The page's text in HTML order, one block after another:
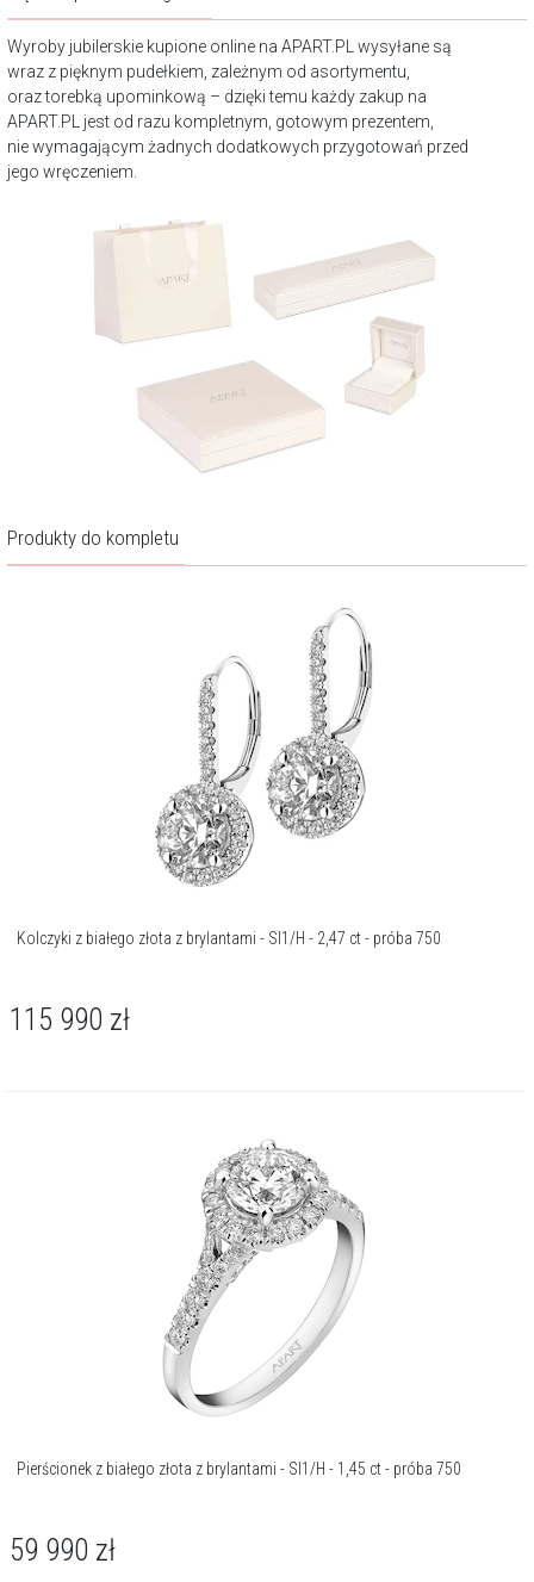
Wyroby jubilerskie kupione online na APART.PL wysyłane są
wraz z pięknym pudełkiem, zależnym od asortymentu,
oraz torebką upominkową – dzięki temu każdy zakup na
APART.PL jest od razu kompletnym, gotowym prezentem,
nie wymagającym żadnych dodatkowych przygotowań przed
jego wręczeniem.
Produkty do kompletu
Kolczyki z białego złota z brylantami - SI1/H - 2,47 ct - próba 750
115 990 zł
Pierścionek z białego złota z brylantami - SI1/H - 1,45 ct - próba 750
59 990 zł